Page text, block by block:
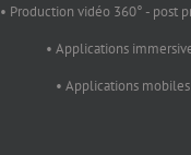
• Production vidéo 360° - post
• Applications
• Applications mobiles